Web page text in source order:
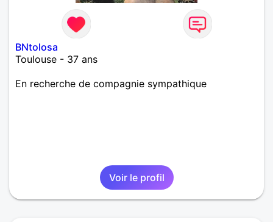
BNtolosa
Toulouse - 37 ans
En recherche de compagnie sympathique
Voir le profil